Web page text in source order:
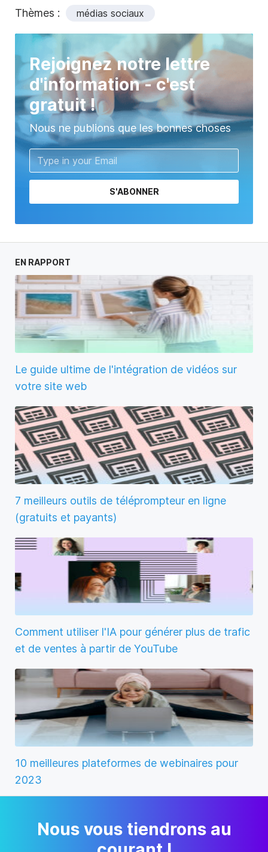
Thèmes : médias sociaux
Rejoignez notre lettre
d'information - c'est
gratuit !
Nous ne publions que les bonnes choses
S'ABONNER
EN RAPPORT
Le guide ultime de l'intégration de vidéos sur
votre site web
7 meilleurs outils de téléprompteur en ligne
(gratuits et payants)
Comment utiliser l'IA pour générer plus de trafic
et de ventes à partir de YouTube
10 meilleures plateformes de webinaires pour
2023
Nous vous tiendrons au